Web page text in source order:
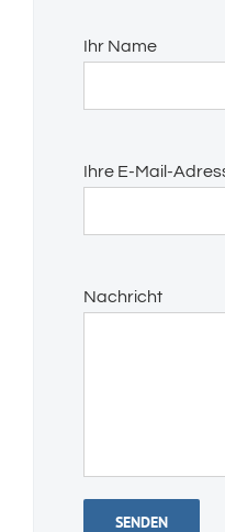
Ihr Name
lasse
Feld
Ihre E-Mail-
lasse
Nachricht